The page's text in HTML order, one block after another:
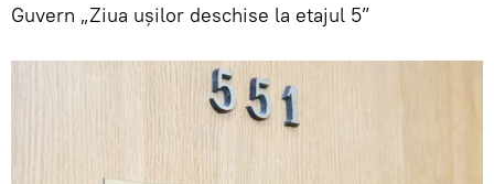
Guvern „Ziua ușilor deschise la etajul 5”